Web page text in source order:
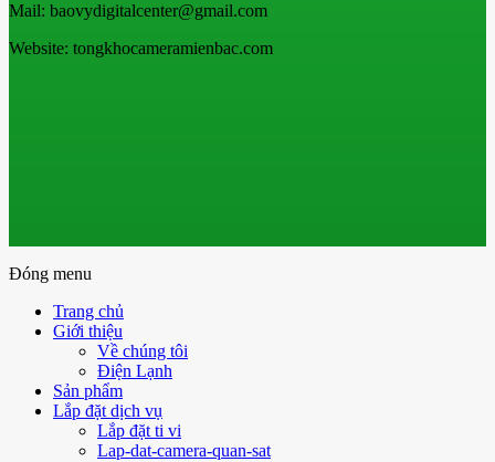
Mail: baovydigitalcenter@gmail.com
Website: tongkhocameramienbac.com
Đóng menu
Trang chủ
Giới thiệu
Về chúng tôi
Điện Lạnh
Sản phẩm
Lắp đặt dịch vụ
Lắp đặt ti vi
Lap-dat-camera-quan-sat